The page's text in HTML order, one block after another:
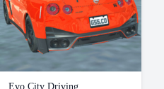
Evo City Driving